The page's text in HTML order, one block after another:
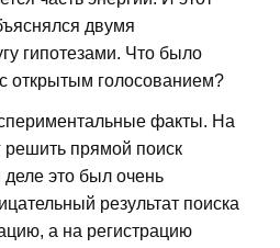
двумя
гипотезами. Что было
открытым голосованием?
факты. На
решить прямой поиск
это был очень
результат поиска
а на регистрацию